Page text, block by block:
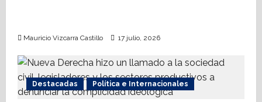
n
Mauricio Vizcarra Castillo 17 julio, 2026
Destacadas Política e Internacionales